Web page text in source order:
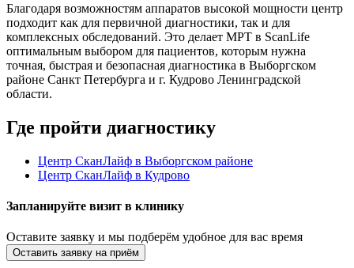
Благодаря возможностям аппаратов высокой мощности центр
подходит как для первичной диагностики, так и для
комплексных обследований. Это делает МРТ в ScanLife
оптимальным выбором для пациентов, которым нужна
точная, быстрая и безопасная диагностика в Выборгском
районе Санкт Петербурга и г. Кудрово Ленинградской
области.
Где пройти диагностику
Центр СканЛайф в Выборгском районе
Центр СканЛайф в Кудрово
Запланируйте визит в клинику
Оставите заявку и мы подберём удобное для вас время
Оставить заявку на приём